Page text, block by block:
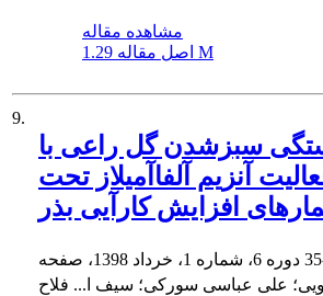
مشاهده مقاله
اصل مقاله 1.29 M
9.
سبزشدن گل راعی با
آنزیم آلفاآمیلاز تحت
افزایش کارآیی بذر
علی عباسی سورکی؛ سیف ا... فلاح